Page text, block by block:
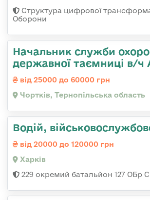
Структура цифрової
Оборони
Начальник служби
державної таємниці в/ч
від 25000 до 60000 грн
Чортків, Тернопільська область
Водій,
від 20000 до 120000 грн
Харків
229 окремий батальйон 127 ОБр